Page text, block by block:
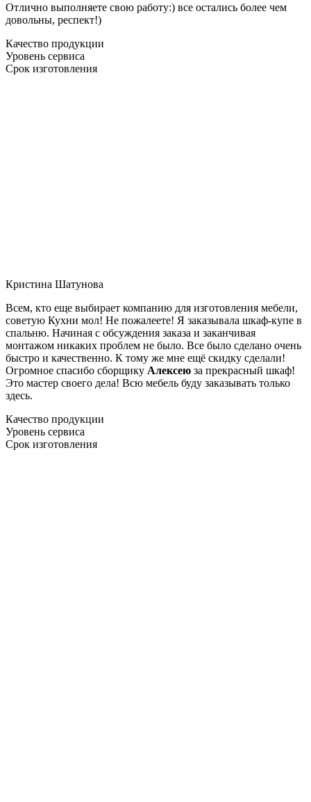
Отлично выполняете свою работу:) все остались более чем
довольны, респект!)
Качество продукции
Уровень сервиса
Срок изготовления
Кристина Шатунова
Всем, кто еще выбирает компанию для изготовления мебели,
советую Кухни мол! Не пожалеете! Я заказывала шкаф-купе в
спальню. Начиная с обсуждения заказа и заканчивая
монтажом никаких проблем не было. Все было сделано очень
быстро и качественно. К тому же мне ещё скидку сделали!
Огромное спасибо сборщику Алексею за прекрасный шкаф!
Это мастер своего дела! Всю мебель буду заказывать только
здесь.
Качество продукции
Уровень сервиса
Срок изготовления